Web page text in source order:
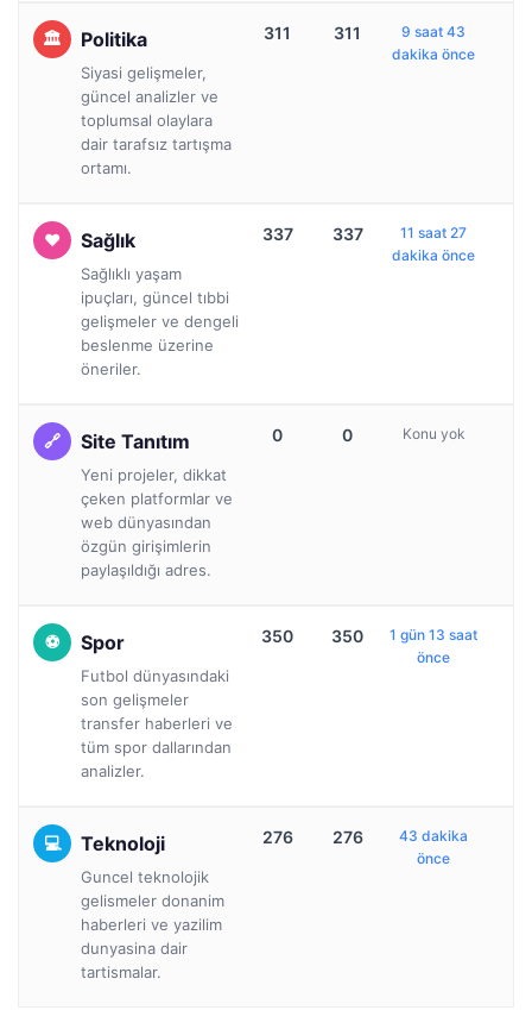
Politika
Siyasi gelişmeler,
güncel analizler ve
toplumsal olaylara
dair tarafsız tartışma
ortamı.
311 311
9 saat 43
dakika önce
Sağlık
Sağlıklı yaşam
ipuçları, güncel tıbbi
gelişmeler ve dengeli
beslenme üzerine
öneriler.
337 337
11 saat 27
dakika önce
Site Tanıtım
Yeni projeler, dikkat
çeken platformlar ve
web dünyasından
özgün girişimlerin
paylaşıldığı adres.
0 0 Konu yok
Spor
Futbol dünyasındaki
son gelişmeler
transfer haberleri ve
tüm spor dallarından
analizler.
350 350
1 gün 13 saat
önce
Teknoloji
Guncel teknolojik
gelismeler donanim
haberleri ve yazilim
dunyasina dair
tartismalar.
276 276
43 dakika
önce